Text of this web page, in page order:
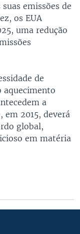
emissões de
os EUA
uma redução
de
aquecimento
a
em 2015, deverá
global,
em matéria